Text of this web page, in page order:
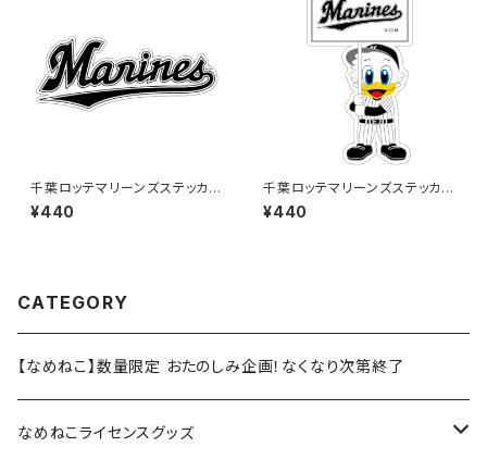
千葉ロッテマリーンズステッカー
16
¥440
千葉ロッテマリーンズステッカー
12
¥440
CATEGORY
【なめねこ】数量限定 おたのしみ企画！なくなり次第終了
なめねこライセンスグッズ